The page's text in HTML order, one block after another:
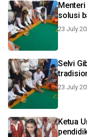
Menteri
solusi
23 July
Selvi
23 July
Ketua